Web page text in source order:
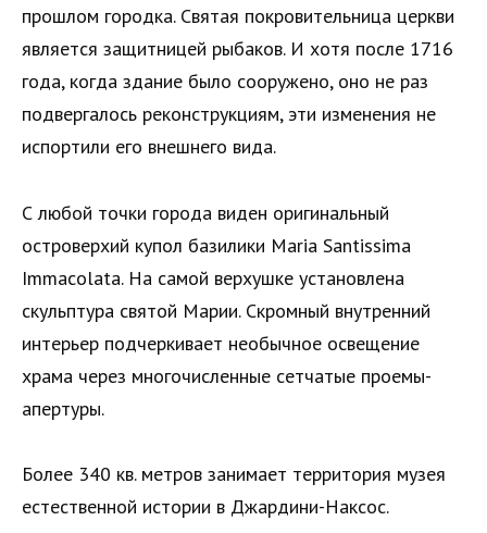
прошлом городка. Святая покровительница церкви
является защитницей рыбаков. И хотя после 1716
года, когда здание было сооружено, оно не раз
подвергалось реконструкциям, эти изменения не
испортили его внешнего вида.
С любой точки города виден оригинальный
островерхий купол базилики Maria Santissima
Immacolata. На самой верхушке установлена
скульптура святой Марии. Скромный внутренний
интерьер подчеркивает необычное освещение
храма через многочисленные сетчатые проемы-
апертуры.
Более 340 кв. метров занимает территория музея
естественной истории в Джардини-Наксос.